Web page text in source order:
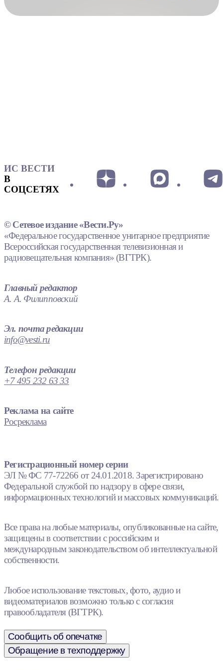
ИС ВЕСТИ
В
СОЦСЕТЯХ
© Сетевое издание «Вести.Ру»
«Федеральное государственное унитарное предприятие
Всероссийская государственная телевизионная и
радиовещательная компания» (ВГТРК).
Главный редактор
А. А. Филипповский
Эл. почта редакции
info@vesti.ru
Телефон редакции
+7 495 232 63 33
Реклама на сайте
Росреклама
Регистрационный номер серии
ЭЛ № ФС 77-72266 от 24.01.2018. Зарегистрировано
Федеральной службой по надзору в сфере связи,
информационных технологий и массовых коммуникаций.
Все права на любые материалы, опубликованные на сайте,
защищены в соответствии с российским и
международным законодательством об интеллектуальной
собственности.
Любое использование текстовых, фото, аудио и
видеоматериалов возможно только с согласия
правообладателя (ВГТРК).
Сообщить об опечатке
Обращение в техподдержку